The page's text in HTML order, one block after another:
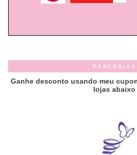
PARCERIAS
Ganhe desconto usando meu
lojas abaixo